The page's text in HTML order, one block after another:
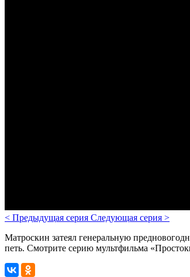
< Предыдущая серия Следующая серия >
Матроскин затеял генеральную
петь. Смотрите серию мультфильма